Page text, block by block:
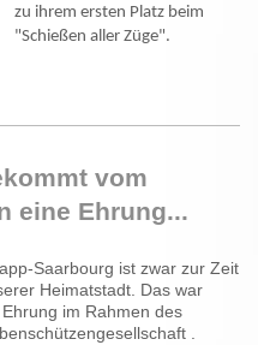
zu ihrem ersten Platz beim
"Schießen aller Züge".
vom
eine Ehrung...
Saarbourg ist zwar zur Zeit
Heimatstadt. Das war
im Rahmen des
.